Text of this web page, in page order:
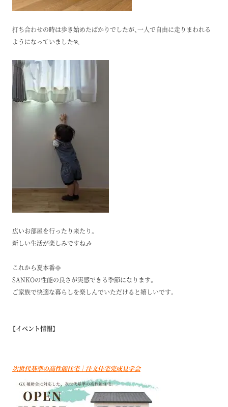
打ち合わせの時は歩き始めたばかりでしたが、一人で自由に走りまわれる
ようになっていました🏃
広いお部屋を行ったり来たり。
新しい生活が楽しみですね🎶
これから夏本番🌞
SANKOの性能の良さが実感できる季節になります。
ご家族で快適な暮らしを楽しんでいただけると嬉しいです。
【イベント情報】
次世代基準の高性能住宅｜注文住宅完成見学会